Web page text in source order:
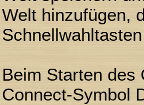
Welt hinzufügen,
Beim Starten des
Connect-Symbol